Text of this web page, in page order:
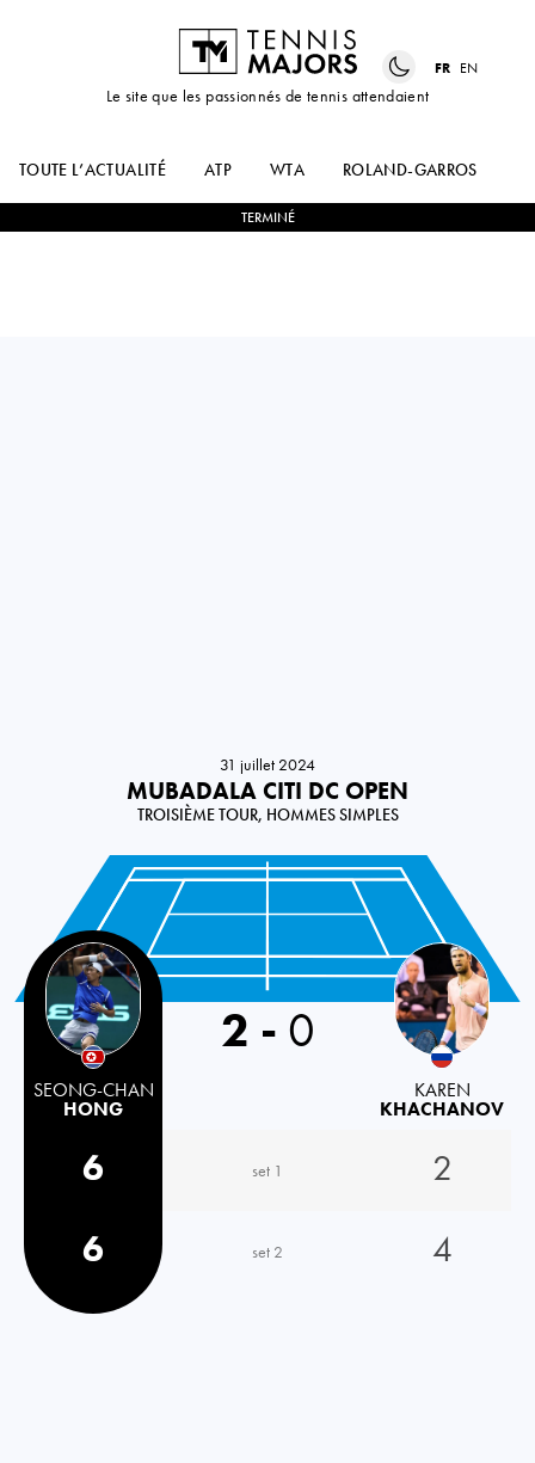
Le site que les passionnés de tennis attendaient
FR EN
TOUTE L’ACTUALITÉ ATP WTA ROLAND-GARROS
TERMINÉ
31 juillet 2024
MUBADALA CITI DC OPEN
TROISIÈME TOUR, HOMMES SIMPLES
Korea Republic
SEONG-CHAN
HONG
2 - 0
KAREN
KHACHANOV
6 set 1
2
6
set 2 4